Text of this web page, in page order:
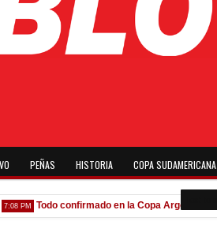
PEÑAS HISTORIA COPA SUDAMERICANA
Todo confirmado en la Copa Argentina